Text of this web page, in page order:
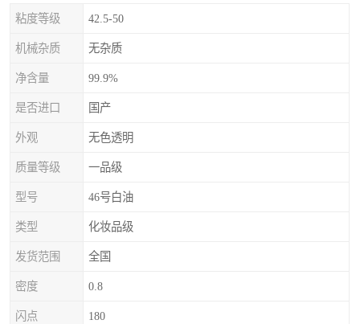
粘度等级 42.5-50
机械杂质 无杂质
净含量 99.9%
是否进口 国产
外观 无色透明
质量等级 一品级
型号 46号白油
类型 化妆品级
发货范围 全国
密度 0.8
闪点 180